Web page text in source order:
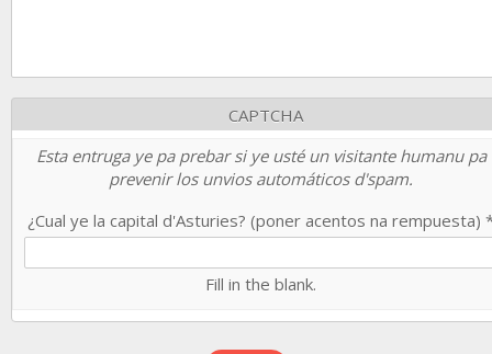
CAPTCHA
Esta entruga ye pa prebar si ye usté un visitante humanu pa
prevenir los unvios automáticos d'spam.
¿Cual ye la capital d'Asturies? (poner acentos na rempuesta)
Fill in the blank.